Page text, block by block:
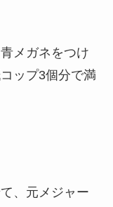
メガネをつけ
ップ3個分で満
、元メジャー